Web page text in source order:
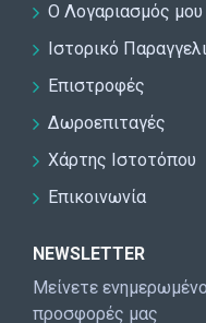
Ο Λογαριασμός μου
Ιστορικό
Επιστροφές
Δωροεπιταγές
Χάρτης Ιστοτόπου
Επικοινωνία
NEWSLETTER
Μείνετε
προσφορές μας